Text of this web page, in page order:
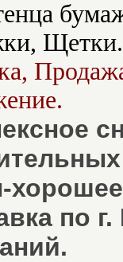
Щетки.
хорошее
по